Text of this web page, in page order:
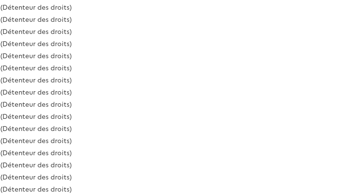
(Détenteur des droits)
(Détenteur des droits)
(Détenteur des droits)
(Détenteur des droits)
(Détenteur des droits)
(Détenteur des droits)
(Détenteur des droits)
(Détenteur des droits)
(Détenteur des droits)
(Détenteur des droits)
(Détenteur des droits)
(Détenteur des droits)
(Détenteur des droits)
(Détenteur des droits)
(Détenteur des droits)
(Détenteur des droits)